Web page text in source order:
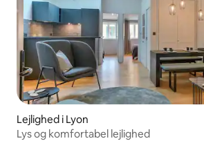
Lejlighed i Lyon
Lys og komfortabel lejlighed